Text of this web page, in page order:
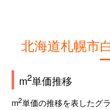
北海道札幌市
m2単価推移
m2単価の推移を表したグラ